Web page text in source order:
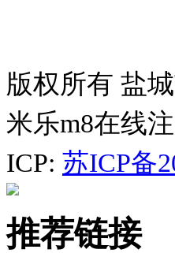
版权所有 盐
米乐m8在线
ICP: 苏ICP备
推荐链接